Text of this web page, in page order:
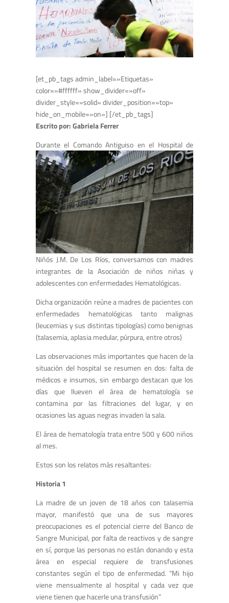
[et_pb_tags admin_label=»Etiquetas»
color=»#ffffff» show_divider=»off»
divider_style=»solid» divider_position=»top»
hide_on_mobile=»on»] [/et_pb_tags]
Escrito por: Gabriela Ferrer
Durante el Comando Antiguiso enel Hospital de
Niñós J.M. De Los Ríos, conversamos con madres
integrantes de la Asociación de niños niñas y
adolescentes con enfermedades Hematológicas.
Dicha organización reúne a madres de pacientes con
enfermedades hematológicas tanto malignas
(leucemias y sus distintas tipologías) como benignas
(talasemia, aplasia medular, púrpura, entre otros)
Las observaciones más importantes que hacen de la
situación del hospital se resumen en dos: falta de
médicos e insumos, sin embargo destacan que los
días que llueven el área de hematología se
contamina por las filtraciones del lugar, y en
ocasiones las aguas negras invaden la sala.
El área de hematología trata entre 500 y 600 niños
al mes.
Estos son los relatos más resaltantes:
Historia 1
La madre de un joven de 18 años con talasemia
mayor, manifestó que una de sus mayores
preocupaciones es el potencial cierre del Banco de
Sangre Municipal, por falta de reactivos y de sangre
en sí, porque las personas no están donando y esta
área en especial requiere de transfusiones
constantes según el tipo de enfermedad. “Mi hijo
viene mensualmente al hospital y cada vez que
viene tienen que hacerle una transfusión”